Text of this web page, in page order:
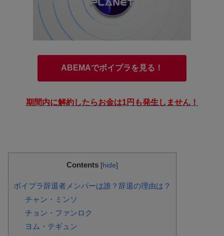
ABEMAでボイプラを見る！
期間内に解約したらお金は1円も発生しません！
Contents [hide]
ボイプラ辞退者メンバーは誰？辞退の理由は？
チャン・ミンソ
チョン・ファンロク
ヨム・テギュン